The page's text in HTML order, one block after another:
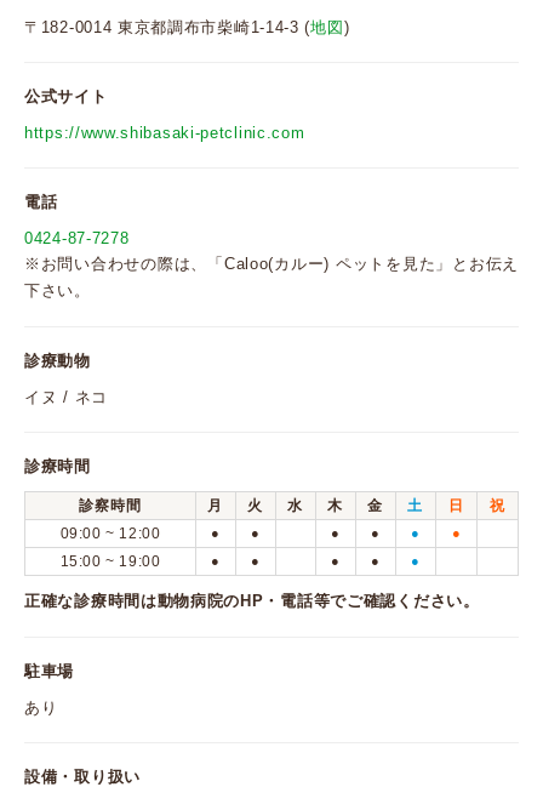
〒182-0014 東京都調布市柴崎1-14-3 (地図 )
公式サイト
https://www.shibasaki-petclinic.com
電話
0424-87-7278
※お問い合わせの際は、「Caloo(カルー) ペットを見た」とお伝え
下さい。
診療動物
イヌ / ネコ
診療時間
診察時間 月 火 水 木 金 土 日
祝
09:00 ~ 12:00
● ● ● ● ● ●
15:00 ~ 19:00 ● ● ● ● ●
正確な診療時間は動物病院のHP・電話等でご確認ください。
駐車場
あり
設備・取り扱い